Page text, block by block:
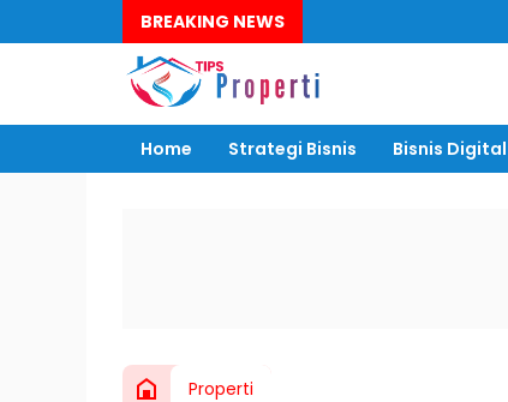
BREAKING NEWS
Home Strategi Bisnis Bisnis Digital
Properti